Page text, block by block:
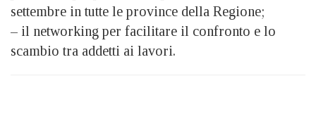
settembre in tutte le province della Regione;
– il networking per facilitare il confronto e lo
scambio tra addetti ai lavori.